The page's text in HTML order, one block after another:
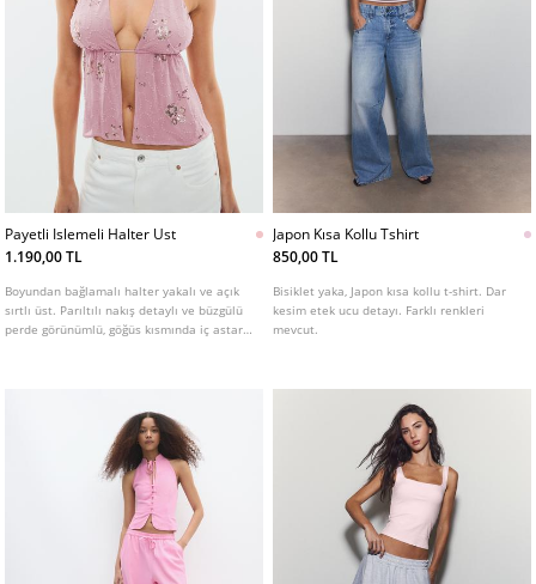
Payetli Islemeli Halter Ust
1.190,00 TL
Boyundan bağlamalı halter yakalı ve açık
sırtlı üst. Parıltılı nakış detaylı ve büzgülü
perde görünümlü, göğüs kısmında iç astarı
Japon Kısa Kollu Tshirt
850,00 TL
Bisiklet yaka, Japon kısa kollu t-shirt. Dar
kesim etek ucu detayı. Farklı renkleri
mevcut.